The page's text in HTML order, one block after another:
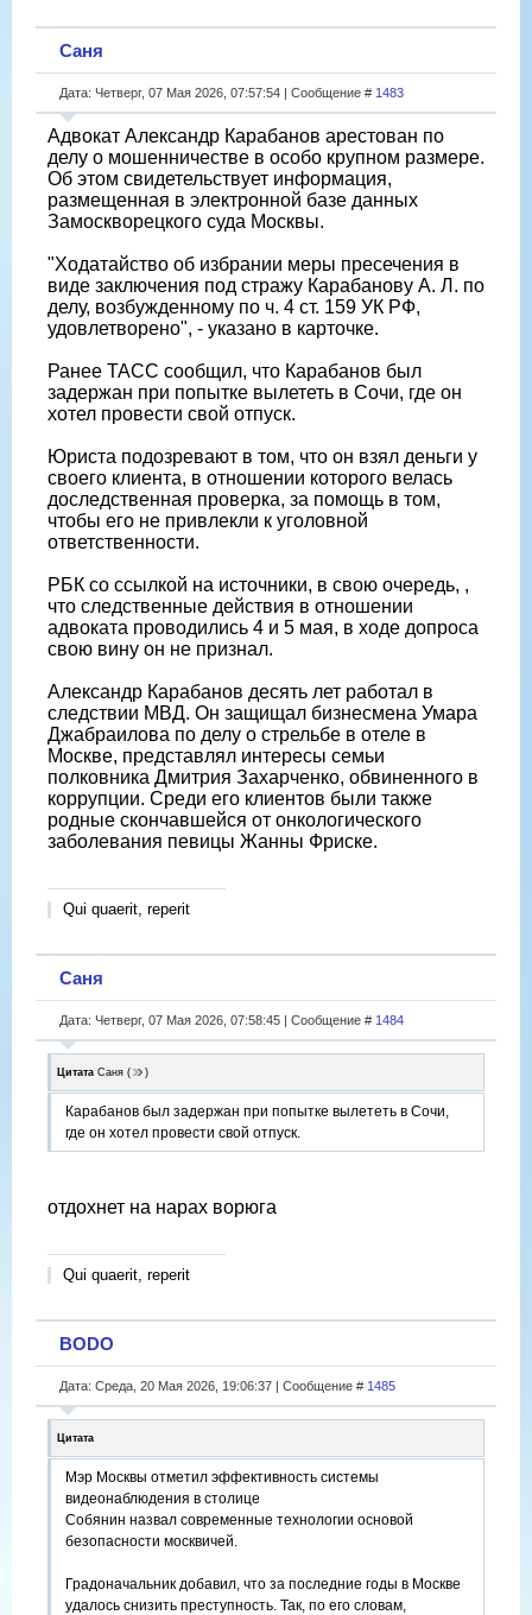
Саня
Дата: Четверг, 07 Мая 2026, 07:57:54 | Сообщение # 1483
Адвокат Александр Карабанов арестован по
делу о мошенничестве в особо крупном размере.
Об этом свидетельствует информация,
размещенная в электронной базе данных
Замоскворецкого суда Москвы.
"Ходатайство об избрании меры пресечения в
виде заключения под стражу Карабанову А. Л. по
делу, возбужденному по ч. 4 ст. 159 УК РФ,
удовлетворено", - указано в карточке.
Ранее ТАСС сообщил, что Карабанов был
задержан при попытке вылететь в Сочи, где он
хотел провести свой отпуск.
Юриста подозревают в том, что он взял деньги у
своего клиента, в отношении которого велась
доследственная проверка, за помощь в том,
чтобы его не привлекли к уголовной
ответственности.
РБК со ссылкой на источники, в свою очередь, ,
что следственные действия в отношении
адвоката проводились 4 и 5 мая, в ходе допроса
свою вину он не признал.
Александр Карабанов десять лет работал в
следствии МВД. Он защищал бизнесмена Умара
Джабраилова по делу о стрельбе в отеле в
Москве, представлял интересы семьи
полковника Дмитрия Захарченко, обвиненного в
коррупции. Среди его клиентов были также
родные скончавшейся от онкологического
заболевания певицы Жанны Фриске.
Qui quaerit, reperit
Саня
Дата: Четверг, 07 Мая 2026, 07:58:45 | Сообщение # 1484
Цитата Саня ( )
Карабанов был задержан при попытке вылететь в Сочи,
где он хотел провести свой отпуск.
отдохнет на нарах ворюга
Qui quaerit, reperit
BODO
Дата: Среда, 20 Мая 2026, 19:06:37 | Сообщение # 1485
Цитата
Мэр Москвы отметил эффективность системы
видеонаблюдения в столице
Собянин назвал современные технологии основой
безопасности москвичей.
Градоначальник добавил, что за последние годы в Москве
удалось снизить преступность. Так, по его словам,